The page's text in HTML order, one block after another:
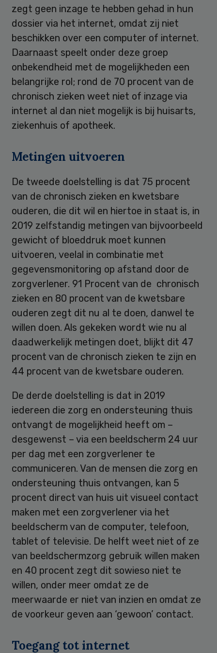
zegt geen inzage te hebben gehad in hun
dossier via het internet, omdat zij niet
beschikken over een computer of internet.
Daarnaast speelt onder deze groep
onbekendheid met de mogelijkheden een
belangrijke rol; rond de 70 procent van de
chronisch zieken weet niet of inzage via
internet al dan niet mogelijk is bij huisarts,
ziekenhuis of apotheek.
Metingen uitvoeren
De tweede doelstelling is dat 75 procent
van de chronisch zieken en kwetsbare
ouderen, die dit wil en hiertoe in staat is, in
2019 zelfstandig metingen van bijvoorbeeld
gewicht of bloeddruk moet kunnen
uitvoeren, veelal in combinatie met
gegevensmonitoring op afstand door de
zorgverlener. 91 Procent van de chronisch
zieken en 80 procent van de kwetsbare
ouderen zegt dit nu al te doen, danwel te
willen doen. Als gekeken wordt wie nu al
daadwerkelijk metingen doet, blijkt dit 47
procent van de chronisch zieken te zijn en
44 procent van de kwetsbare ouderen.
De derde doelstelling is dat in 2019
iedereen die zorg en ondersteuning thuis
ontvangt de mogelijkheid heeft om –
desgewenst – via een beeldscherm 24 uur
per dag met een zorgverlener te
communiceren. Van de mensen die zorg en
ondersteuning thuis ontvangen, kan 5
procent direct van huis uit visueel contact
maken met een zorgverlener via het
beeldscherm van de computer, telefoon,
tablet of televisie. De helft weet niet of ze
van beeldschermzorg gebruik willen maken
en 40 procent zegt dit sowieso niet te
willen, onder meer omdat ze de
meerwaarde er niet van inzien en omdat ze
de voorkeur geven aan ‘gewoon’ contact.
Toegang tot internet